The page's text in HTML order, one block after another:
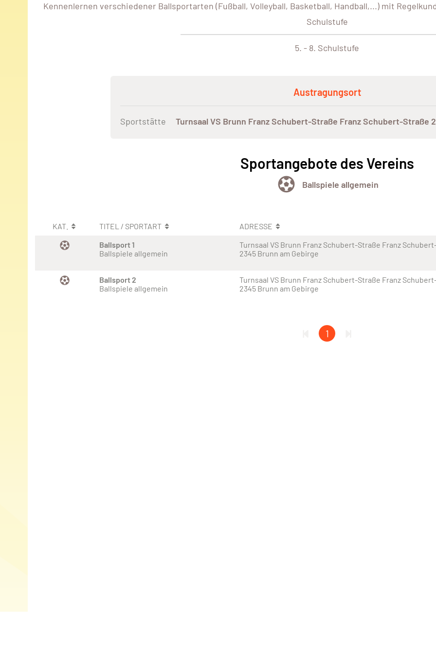
Kennenlernen verschiedener Ballsportarten (Fußball, Volleyball, Basketball, Handball,...) mit
Schulstufe
5. - 8. Schulstufe
Austragungsort
Sportstätte Turnsaal VS Brunn Franz Schubert-Straße Franz Schubert-Straße
Sportangebote des Vereins
Ballspiele allgemein
KAT. TITEL / SPORTART ADRESSE
Ballsport 1
Ballspiele allgemein
Turnsaal VS Brunn Franz Schubert-Straße Franz
2345 Brunn am Gebirge
Ballsport 2
Ballspiele allgemein
Turnsaal VS Brunn Franz Schubert-Straße Franz
2345 Brunn am Gebirge
1